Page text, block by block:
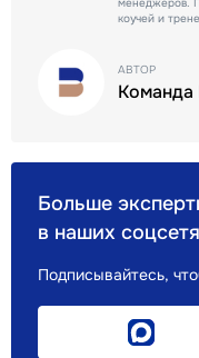
Больше
в наших
Подписывайтесь,
коучей и
АВТОР
Команда